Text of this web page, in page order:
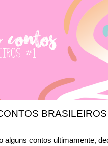
alguns contos ultimamente,